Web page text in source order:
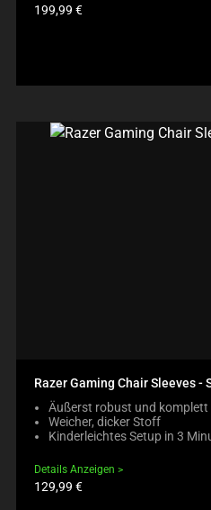
Produktpreis:
199,99 €
Razer Gaming Chair Sleeves -
Äußerst robust und
Weicher, dicker Stoff
Kinderleichtes Setup in 3
Details Anzeigen
Produktpreis:
129,99 €